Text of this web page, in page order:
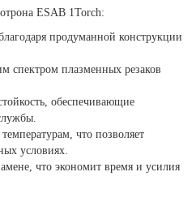
ESAB 1Torch:
продуманной конструкции
спектром плазменных резаков
обеспечивающие
что позволяет
условиях.
что экономит время и усилия